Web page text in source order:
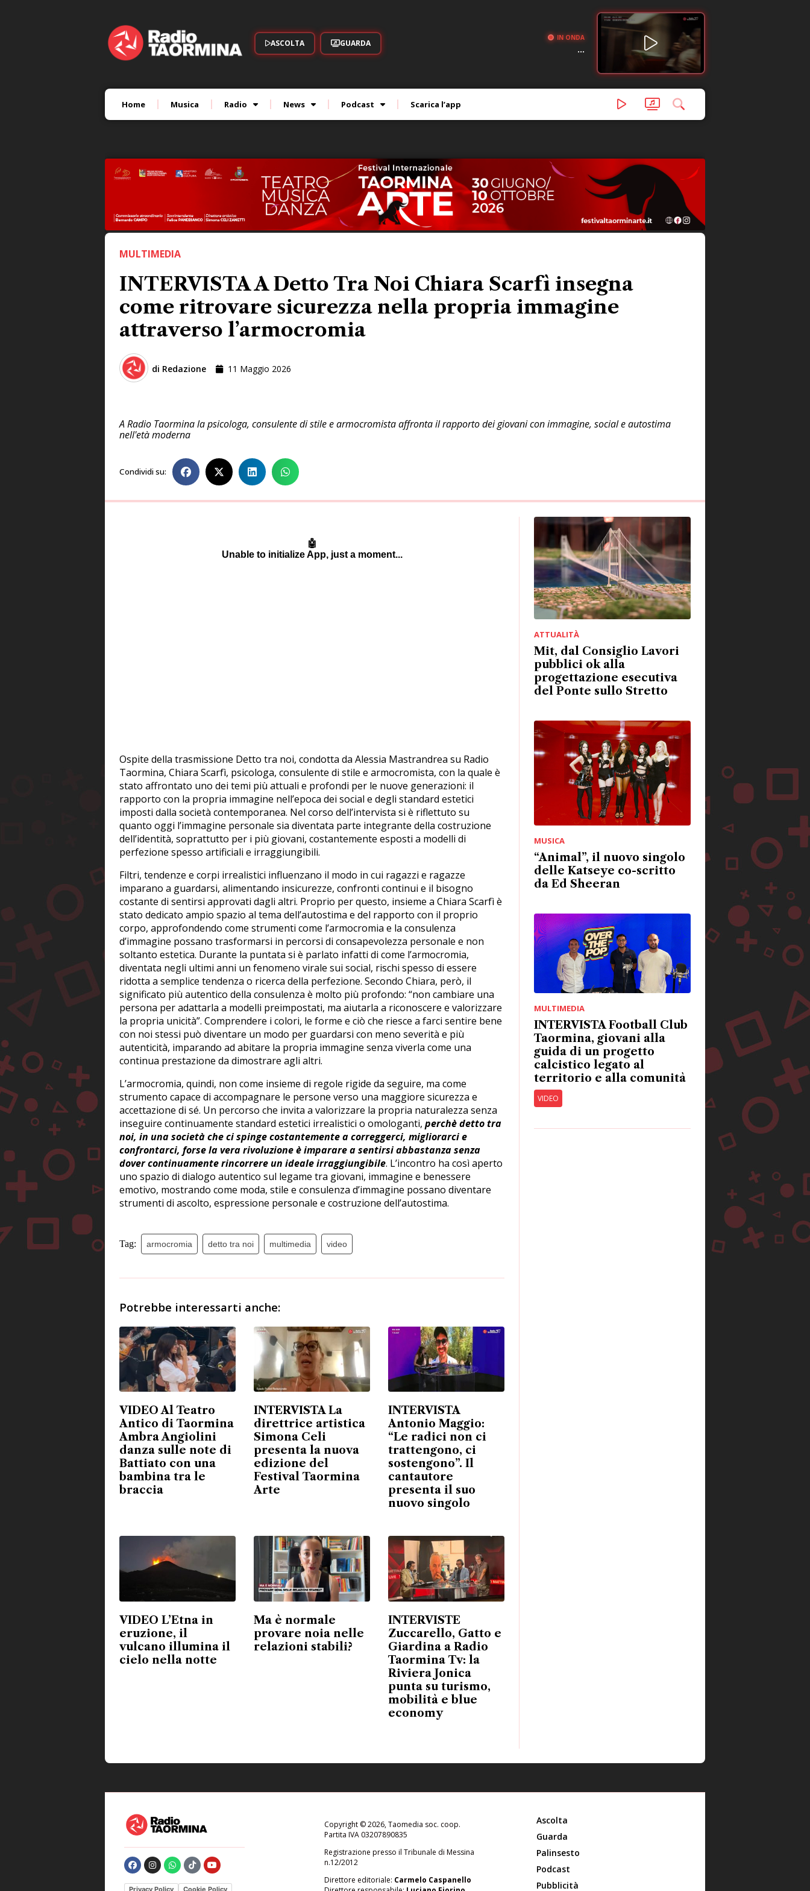
ASCOLTA GUARDA
IN ONDA
...
Home Musica Radio News Podcast Scarica l’app
MULTIMEDIA
INTERVISTA A Detto Tra Noi Chiara Scarfì insegna
come ritrovare sicurezza nella propria immagine
attraverso l’armocromia
di Redazione 11 Maggio 2026
A Radio Taormina la psicologa, consulente di stile e armocromista affronta il rapporto dei giovani con immagine, social e autostima
nell'età moderna
Condividi su:
Ospite della trasmissione Detto tra noi, condotta da Alessia Mastrandrea su Radio
Taormina, Chiara Scarfì, psicologa, consulente di stile e armocromista, con la quale è
stato affrontato uno dei temi più attuali e profondi per le nuove generazioni: il
rapporto con la propria immagine nell’epoca dei social e degli standard estetici
imposti dalla società contemporanea. Nel corso dell’intervista si è riflettuto su
quanto oggi l’immagine personale sia diventata parte integrante della costruzione
dell’identità, soprattutto per i più giovani, costantemente esposti a modelli di
perfezione spesso artificiali e irraggiungibili.
Filtri, tendenze e corpi irrealistici influenzano il modo in cui ragazzi e ragazze
imparano a guardarsi, alimentando insicurezze, confronti continui e il bisogno
costante di sentirsi approvati dagli altri. Proprio per questo, insieme a Chiara Scarfì è
stato dedicato ampio spazio al tema dell’autostima e del rapporto con il proprio
corpo, approfondendo come strumenti come l’armocromia e la consulenza
d’immagine possano trasformarsi in percorsi di consapevolezza personale e non
soltanto estetica. Durante la puntata si è parlato infatti di come l’armocromia,
diventata negli ultimi anni un fenomeno virale sui social, rischi spesso di essere
ridotta a semplice tendenza o ricerca della perfezione. Secondo Chiara, però, il
significato più autentico della consulenza è molto più profondo: “non cambiare una
persona per adattarla a modelli preimpostati, ma aiutarla a riconoscere e valorizzare
la propria unicità”. Comprendere i colori, le forme e ciò che riesce a farci sentire bene
con noi stessi può diventare un modo per guardarsi con meno severità e più
autenticità, imparando ad abitare la propria immagine senza viverla come una
continua prestazione da dimostrare agli altri.
L’armocromia, quindi, non come insieme di regole rigide da seguire, ma come
strumento capace di accompagnare le persone verso una maggiore sicurezza e
accettazione di sé. Un percorso che invita a valorizzare la propria naturalezza senza
inseguire continuamente standard estetici irrealistici o omologanti, perchè detto tra
noi, in una società che ci spinge costantemente a correggerci, migliorarci e
confrontarci, forse la vera rivoluzione è imparare a sentirsi abbastanza senza
dover continuamente rincorrere un ideale irraggiungibile. L’incontro ha così aperto
uno spazio di dialogo autentico sul legame tra giovani, immagine e benessere
emotivo, mostrando come moda, stile e consulenza d’immagine possano diventare
strumenti di ascolto, espressione personale e costruzione dell’autostima.
Tag: armocromia detto tra noi multimedia video
Potrebbe interessarti anche:
VIDEO Al Teatro
Antico di Taormina
Ambra Angiolini
danza sulle note di
Battiato con una
bambina tra le
braccia
INTERVISTA La
direttrice artistica
Simona Celi
presenta la nuova
edizione del
Festival Taormina
Arte
INTERVISTA
Antonio Maggio:
“Le radici non ci
trattengono, ci
sostengono”. Il
cantautore
presenta il suo
nuovo singolo
VIDEO L’Etna in
eruzione, il
vulcano illumina il
cielo nella notte
Ma è normale
provare noia nelle
relazioni stabili?
INTERVISTE
Zuccarello, Gatto e
Giardina a Radio
Taormina Tv: la
Riviera Jonica
punta su turismo,
mobilità e blue
economy
ATTUALITÀ
Mit, dal Consiglio Lavori
pubblici ok alla
progettazione esecutiva
del Ponte sullo Stretto
MUSICA
“Animal”, il nuovo singolo
delle Katseye co-scritto
da Ed Sheeran
MULTIMEDIA
INTERVISTA Football Club
Taormina, giovani alla
guida di un progetto
calcistico legato al
territorio e alla comunità
VIDEO
Privacy Policy Cookie Policy
Copyright © 2026, Taomedia soc. coop.
Partita IVA 03207890835
Registrazione presso il Tribunale di Messina
n.12/2012
Direttore editoriale: Carmelo Caspanello
Ascolta
Guarda
Palinsesto
Podcast
Pubblicità